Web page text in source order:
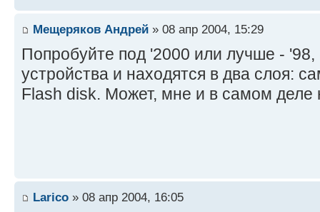
Мещеряков Андрей » 08 апр 2004, 15:29
Попробуйте под '2000 или лучше -
устройства и находятся в два слоя:
Flash disk. Может, мне и в самом деле
Larico » 08 апр 2004, 16:05